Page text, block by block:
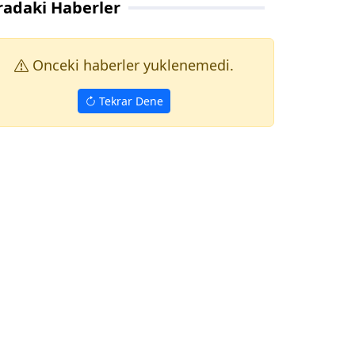
Haberler
Onceki haberler yuklenemedi.
Tekrar Dene